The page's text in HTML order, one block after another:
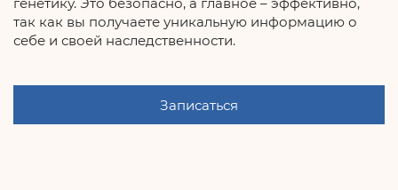
так как вы получаете уникальную информацию о
себе и своей наследственности.
Записаться